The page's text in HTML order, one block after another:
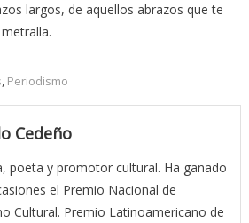
largos, de aquellos abrazos que te
, Periodismo
Cedeño
poeta y promotor cultural. Ha ganado
el Premio Nacional de
Cultural. Premio Latinoamericano de